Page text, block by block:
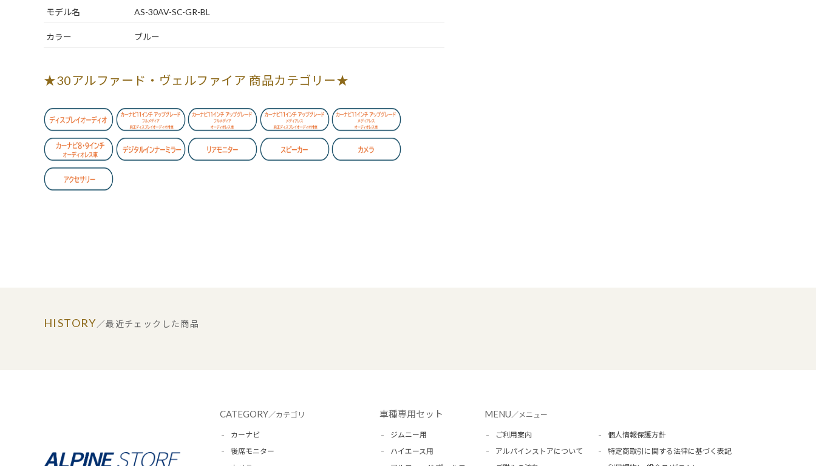
モデル名 AS-30AV-SC-GR-BL
カラー ブルー
★30アルファード・ヴェルファイア 商品カテゴリー★
HISTORY／最近チェックした商品
CATEGORY／カテゴリ
カーナビ
後席モニター
車種専用セット
ジムニー用
ハイエース用
MENU ／メニュー
ご利用案内
アルパインストアについて
個人情報保護方針
特定商取引に関する法律に基づく表記